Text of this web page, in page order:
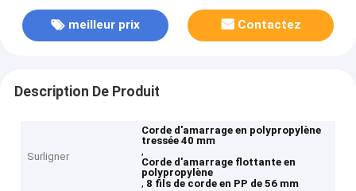
meilleur prix Contactez
Description De Produit
Surligner
Corde d'amarrage en polypropylène
tressée 40 mm
,
Corde d'amarrage flottante en
polypropylène
, 8 fils de corde en PP de 56 mm